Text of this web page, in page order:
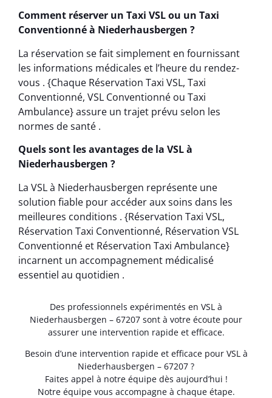
Comment réserver un Taxi VSL ou un Taxi
Conventionné à Niederhausbergen ?
La réservation se fait simplement en fournissant
les informations médicales et l’heure du rendez-
vous . {Chaque Réservation Taxi VSL, Taxi
Conventionné, VSL Conventionné ou Taxi
Ambulance} assure un trajet prévu selon les
normes de santé .
Quels sont les avantages de la VSL à
Niederhausbergen ?
La VSL à Niederhausbergen représente une
solution fiable pour accéder aux soins dans les
meilleures conditions . {Réservation Taxi VSL,
Réservation Taxi Conventionné, Réservation VSL
Conventionné et Réservation Taxi Ambulance}
incarnent un accompagnement médicalisé
essentiel au quotidien .
Des professionnels expérimentés en VSL à
Niederhausbergen – 67207 sont à votre écoute pour
assurer une intervention rapide et efficace.
Besoin d’une intervention rapide et efficace pour VSL à
Niederhausbergen – 67207 ?
Faites appel à notre équipe dès aujourd’hui !
Notre équipe vous accompagne à chaque étape.